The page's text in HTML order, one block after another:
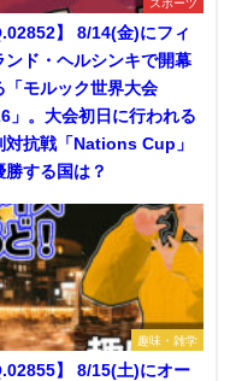
スポーツ
】 8/14(金)にフィ
ンド・ヘルシンキで開幕
「モルック世界大会
」。大会初日に行われる
対抗戦「Nations Cup」
勝する国は？
趣味・雑学
】 8/15(土)にオー